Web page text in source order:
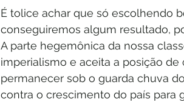
É tolice achar que só escolhendo
conseguiremos algum resultado,
A parte hegemônica da nossa
imperialismo e aceita a posição
permanecer sob o guarda chuva
contra o crescimento do país para